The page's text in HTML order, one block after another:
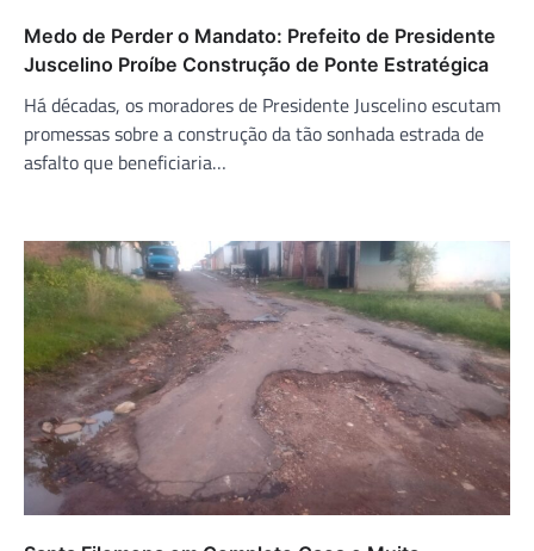
Medo de Perder o Mandato: Prefeito de Presidente
Juscelino Proíbe Construção de Ponte Estratégica
Há décadas, os moradores de Presidente Juscelino escutam
promessas sobre a construção da tão sonhada estrada de
asfalto que beneficiaria…